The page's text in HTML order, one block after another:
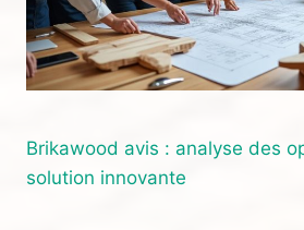
Brikawood avis : analyse des
solution innovante